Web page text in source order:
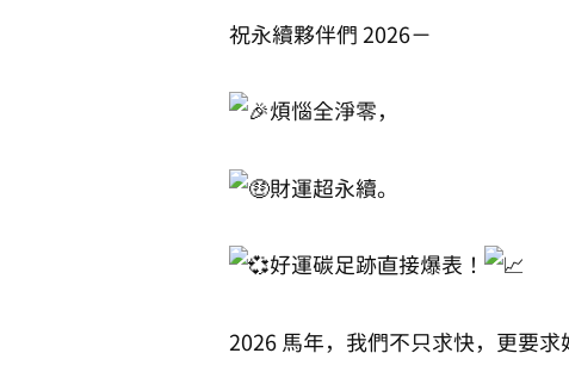
祝永續夥伴們 2026－
煩惱全淨零，
財運超永續。
好運碳足跡直接爆表！
2026 馬年，我們不只求快，更要求